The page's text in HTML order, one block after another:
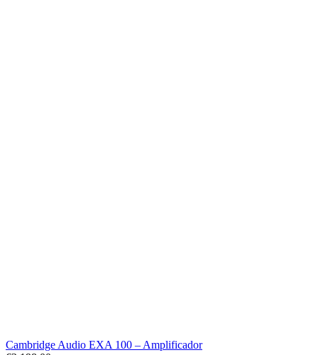
Cambridge Audio EXA 100 – Amplificador